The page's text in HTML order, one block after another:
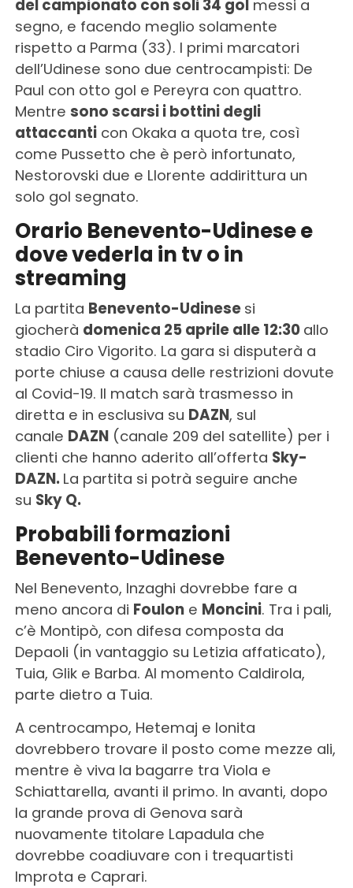
del campionato con soli 34 golmessi a
segno, e facendo meglio solamente
rispetto a Parma (33). I primi marcatori
dell’Udinese sono due centrocampisti: De
Paul con otto gol e Pereyra con quattro.
Mentre sono scarsi i bottini degli
attaccanticon Okaka a quota tre, così
come Pussetto che è però infortunato,
Nestorovski due e Llorente addirittura un
solo gol segnato.
Orario Benevento-Udinese e
dove vederla in tv o in
streaming
La partita Benevento-Udinese si
giocherà domenica 25 aprile alle 12:30 allo
stadio Ciro Vigorito. La gara si disputerà a
porte chiuse a causa delle restrizioni dovute
al Covid-19. Il match sarà trasmesso in
diretta e in esclusiva su DAZN, sul
canale DAZN(canale 209 del satellite) per i
clienti che hanno aderito all’offerta Sky-
DAZN. La partita si potrà seguire anche
su Sky Q.
Probabili formazioni
Benevento-Udinese
Nel Benevento, Inzaghi dovrebbe fare a
meno ancora di Foulone Moncini. Tra i pali,
c’è Montipò, con difesa composta da
Depaoli (in vantaggio su Letizia affaticato),
Tuia, Glik e Barba. Al momento Caldirola,
parte dietro a Tuia.
A centrocampo, Hetemaj e Ionita
dovrebbero trovare il posto come mezze ali,
mentre è viva la bagarre tra Viola e
Schiattarella, avanti il primo. In avanti, dopo
la grande prova di Genova sarà
nuovamente titolare Lapadula che
dovrebbe coadiuvare con i trequartisti
Improta e Caprari.